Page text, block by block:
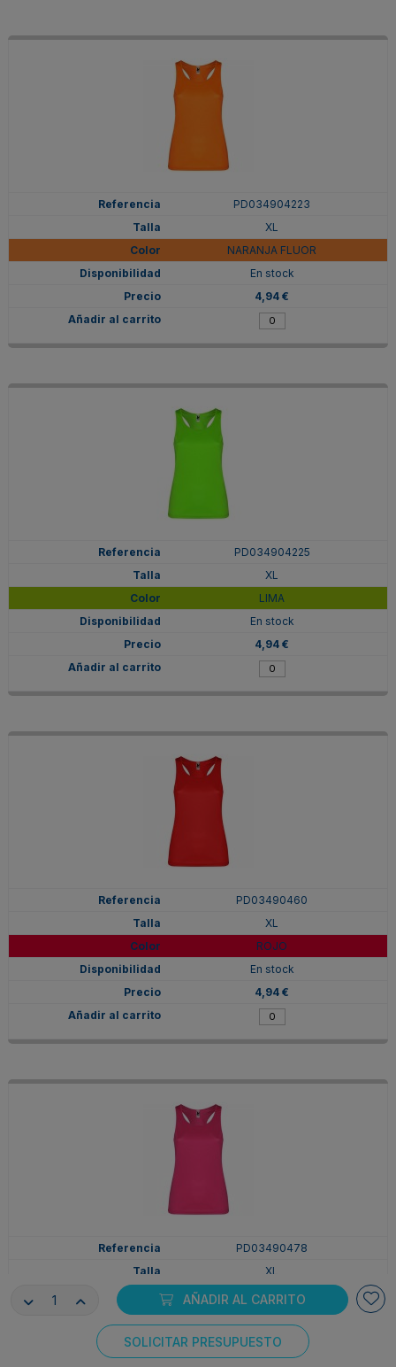
AÑADIR AL CARRITO
SOLICITAR PRESUPUESTO
PD034904223
XL
NARANJA FLUOR
En stock
4,94 €
PD034904225
XL
LIMA
En stock
4,94 €
PD03490460
XL
ROJO
En stock
4,94 €
PD03490478
XL
ROSETON
En stock
4,94 €
Consentimiento de cookies